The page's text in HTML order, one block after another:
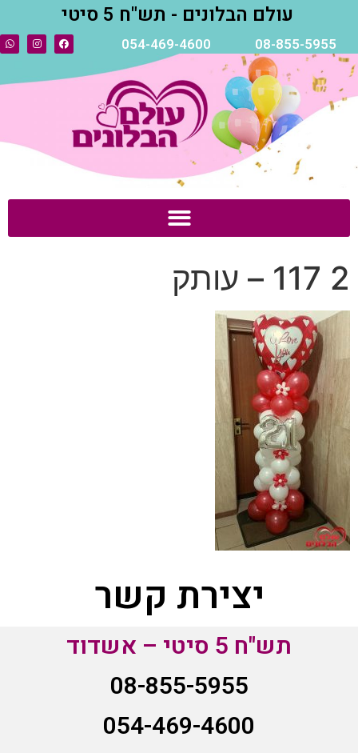
עולם הבלונים - תש"ח 5 סיטי
08-855-5955
054-469-4600
יצירת קשר
תש"ח 5 סיטי – אשדוד
08-855-5955
054-469-4600